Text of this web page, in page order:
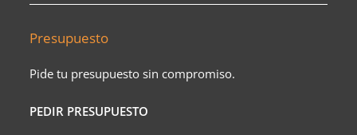
Presupuesto
Pide tu presupuesto sin compromiso.
PEDIR PRESUPUESTO